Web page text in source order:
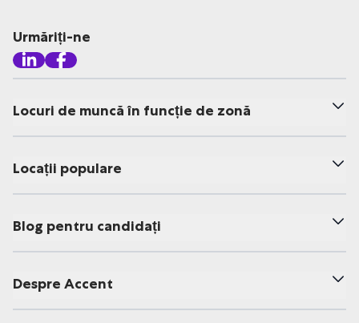
Urmăriți-ne
Locuri de muncă în funcție de zonă
Locații populare
Blog pentru candidați
Despre Accent